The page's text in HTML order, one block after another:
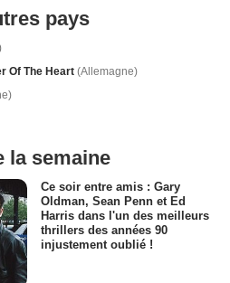
pays
Of The Heart (Allemagne)
la semaine
Ce soir entre amis : Gary
Oldman, Sean Penn et Ed
Harris dans l'un des meilleurs
thrillers des années 90
injustement oublié !